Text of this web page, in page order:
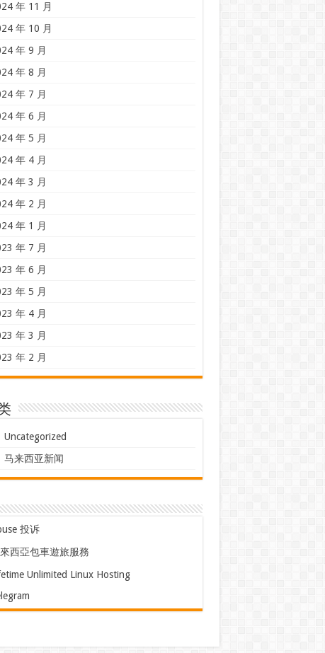
年 11 月
年 10 月
年 9 月
年 8 月
年 7 月
年 6 月
年 5 月
年 4 月
年 3 月
年 2 月
年 1 月
年 7 月
年 6 月
年 5 月
年 4 月
年 3 月
年 2 月
Uncategorized
马来西亚新闻
投诉
西亞包車遊旅服務
Unlimited Linux Hosting